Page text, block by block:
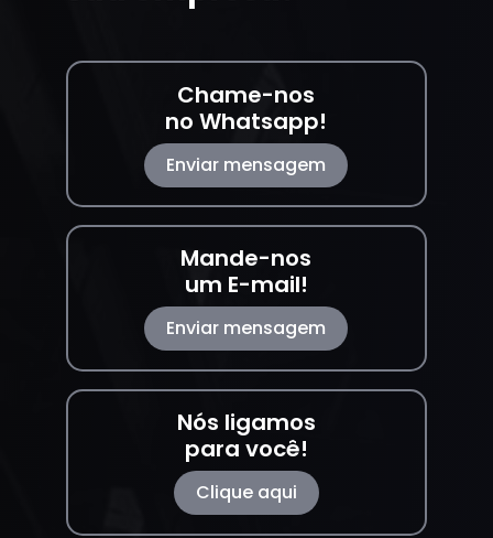
Chame-nos
no Whatsapp!
Enviar mensagem
Mande-nos
um E-mail!
Enviar mensagem
Nós ligamos
para você!
Clique aqui